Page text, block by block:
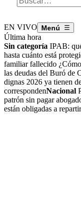
EN VIVO ☰
Última hora
Sin categoría IPAB:
hasta cuánto está
familiar fallecido
las deudas del Buró de
dignas 2026 ya tienen
correspondenNacional
patrón sin pagar
están obligadas a